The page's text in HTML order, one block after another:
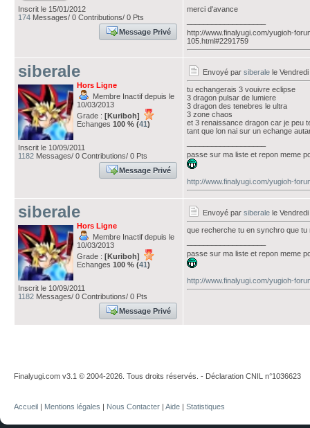
Inscrit le 15/01/2012
174 Messages/ 0 Contributions/ 0 Pts
Message Privé
merci d'avance
http://www.finalyugi.com/yugioh-
105.html#2291759
siberale
Hors Ligne
Membre Inactif depuis le
10/03/2013
Grade : [Kuriboh]
Echanges 100 % (41)
Inscrit le 10/09/2011
1182 Messages/ 0 Contributions/ 0 Pts
Message Privé
Envoyé par siberale le
tu echangerais 3 vouivre eclipse
3 dragon pulsar de lumiere
3 dragon des tenebres le ultra
3 zone chaos
et 3 renaissance dragon car je peu
tant que lon nai sur un echange
passe sur ma liste et repon meme
http://www.finalyugi.com/yugioh-
siberale
Hors Ligne
Membre Inactif depuis le
10/03/2013
Grade : [Kuriboh]
Echanges 100 % (41)
Inscrit le 10/09/2011
1182 Messages/ 0 Contributions/ 0 Pts
Message Privé
Envoyé par siberale le
que recherche tu en synchro que
passe sur ma liste et repon meme
http://www.finalyugi.com/yugioh-
Finalyugi.com v3.1 © 2004-2026. Tous droits réservés. - Déclaration CNIL n°1036623
Accueil | Mentions légales | Nous Contacter | Aide | Statistiques